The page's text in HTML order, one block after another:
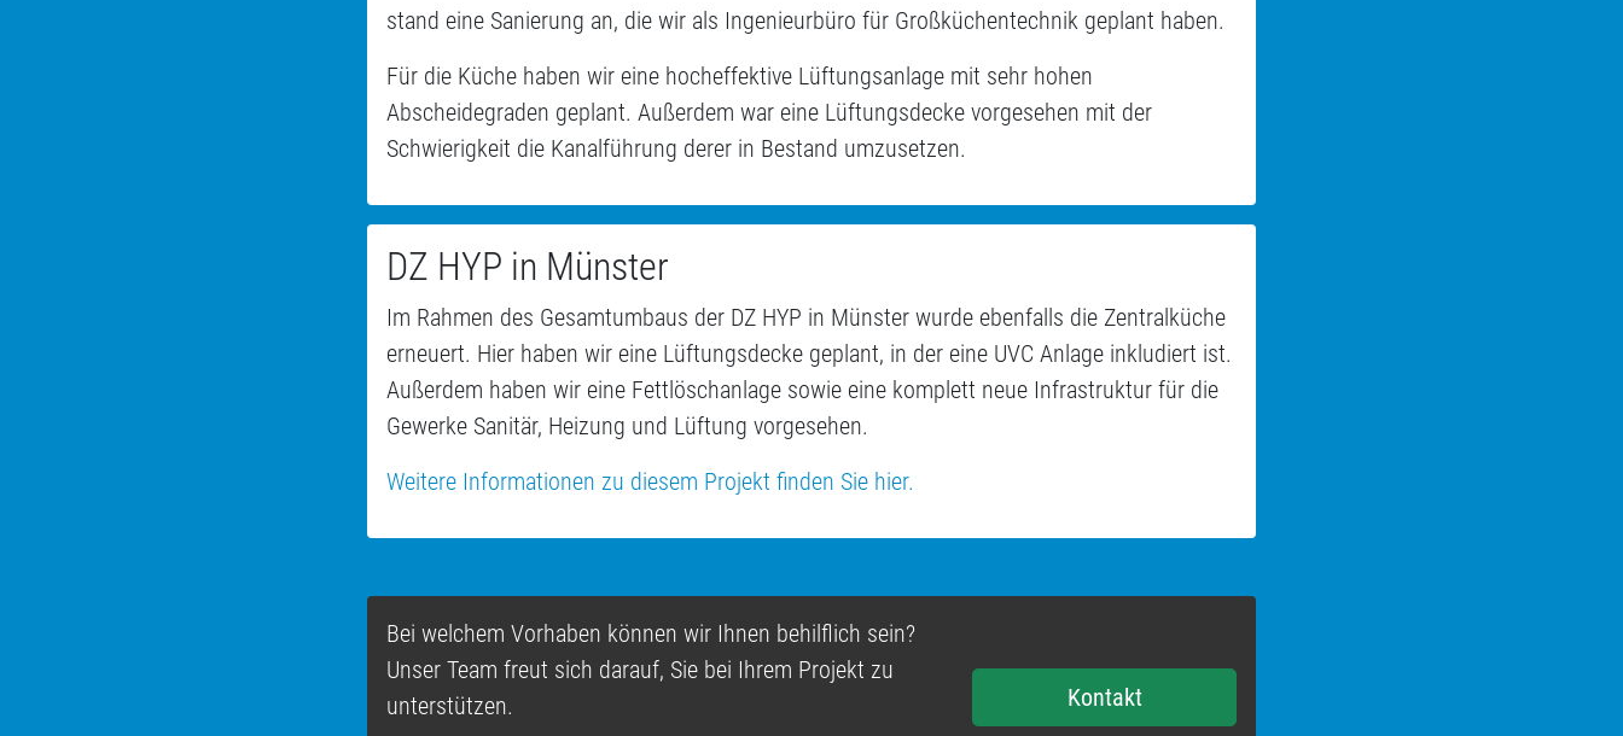
stand eine Sanierung an, die wir als Ingenieurbüro für Großküchentechnik geplant haben.
Für die Küche haben wir eine hocheffektive Lüftungsanlage mit sehr hohen
Abscheidegraden geplant. Außerdem war eine Lüftungsdecke vorgesehen mit der
Schwierigkeit die Kanalführung derer in Bestand umzusetzen.
DZ HYP in Münster
Im Rahmen des Gesamtumbaus der DZ HYP in Münster wurde ebenfalls die Zentralküche
erneuert. Hier haben wir eine Lüftungsdecke geplant, in der eine UVC Anlage inkludiert ist.
Außerdem haben wir eine Fettlöschanlage sowie eine komplett neue Infrastruktur für die
Gewerke Sanitär, Heizung und Lüftung vorgesehen.
Weitere Informationen zu diesem Projekt finden Sie hier.
Bei welchem Vorhaben können wir Ihnen behilflich sein?
Unser Team freut sich darauf, Sie bei Ihrem Projekt zu
unterstützen.
Kontakt